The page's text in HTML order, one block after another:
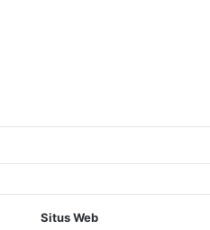
Situs Web